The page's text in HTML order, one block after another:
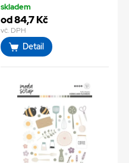
skladem
od 84,7 Kč
vč. DPH
Detail